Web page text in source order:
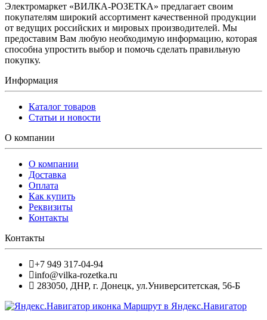
Электромаркет «ВИЛКА-РОЗЕТКА» предлагает своим
покупателям широкий ассортимент качественной продукции
от ведущих российских и мировых производителей. Мы
предоставим Вам любую необходимую информацию, которая
способна упростить выбор и помочь сделать правильную
покупку.
Информация
Каталог товаров
Статьи и новости
О компании
О компании
Доставка
Оплата
Как купить
Реквизиты
Контакты
Контакты
+7 949 317-04-94
info@vilka-rozetka.ru
283050, ДНР, г. Донецк, ул.Университетская, 56-Б
Маршрут в Яндекс.Навигатор